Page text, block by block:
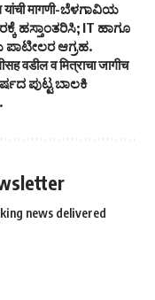
यांची मागणी-ಬೆಳಗಾವಿಯ
ಹಸ್ತಾಂತರಿಸಿ; IT ಹಾಗೂ
ಆಗ್ರಹ.
वडील व मित्राचा जागीच
ಪುಟ್ಟ ಬಾಲಕಿ
news delivered